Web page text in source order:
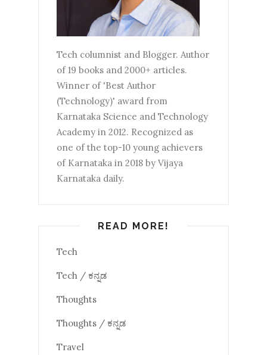
Tech columnist and Blogger. Author
of 19 books and 2000+ articles.
Winner of 'Best Author
(Technology)' award from
Karnataka Science and Technology
Academy in 2012. Recognized as
one of the top-10 young achievers
of Karnataka in 2018 by Vijaya
Karnataka daily.
READ MORE!
Tech
Tech / ಕನ್ನಡ
Thoughts
Thoughts / ಕನ್ನಡ
Travel